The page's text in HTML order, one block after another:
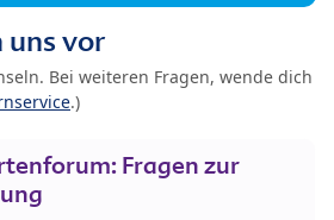
vor
Bei weiteren Fragen, wende dich
.)
Fragen zur